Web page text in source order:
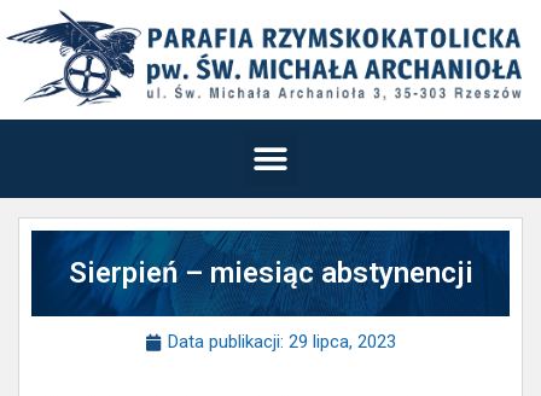
Sierpień – miesiąc abstynencji
Data publikacji: 29 lipca, 2023